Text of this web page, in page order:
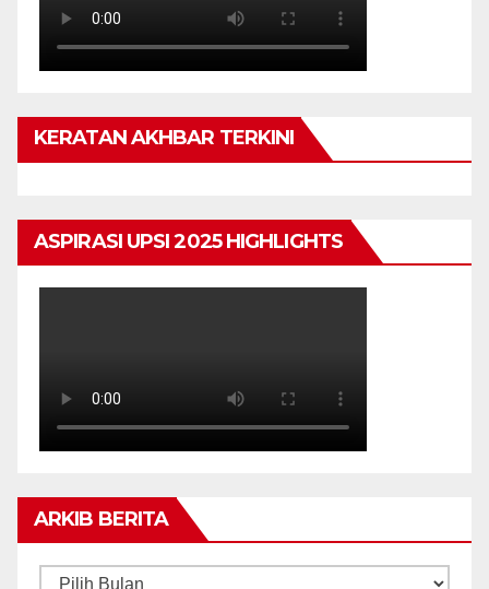
KERATAN AKHBAR TERKINI
ASPIRASI UPSI 2025 HIGHLIGHTS
ARKIB BERITA
ARKIB